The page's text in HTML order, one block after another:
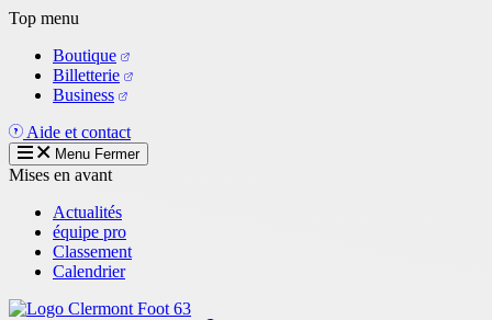
Aller
contenu
principal
Top menu
Boutique
Billetterie
Business
Aide et contact
Menu Fermer
Mises en avant
Actualités
équipe pro
Classement
Calendrier